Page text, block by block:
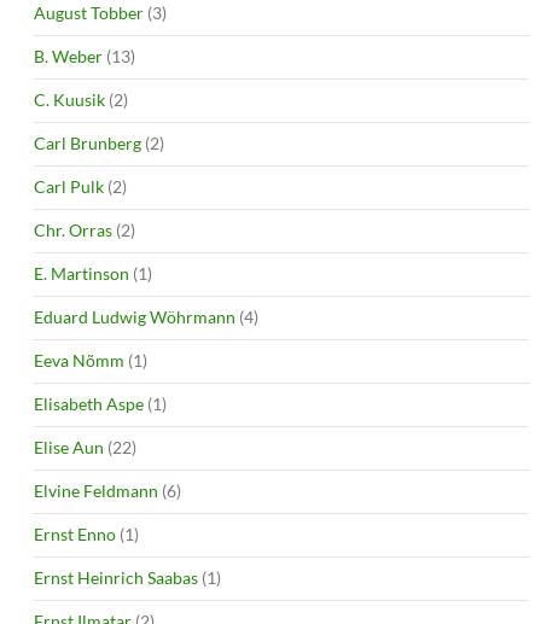
August Tobber (3)
B. Weber (13)
C. Kuusik (2)
Carl Brunberg (2)
Carl Pulk (2)
Chr. Orras (2)
E. Martinson (1)
Eduard Ludwig Wöhrmann (4)
Eeva Nõmm (1)
Elisabeth Aspe (1)
Elise Aun (22)
Elvine Feldmann (6)
Ernst Enno (1)
Ernst Heinrich Saabas (1)